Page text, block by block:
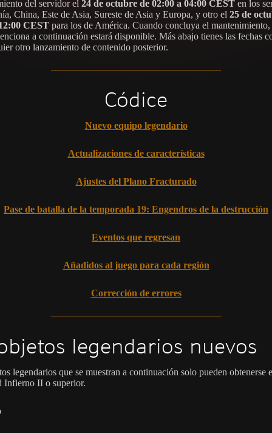
del servidor el 24 de octubre de 02:00 a 04:00 CEST en los
China, Este de Asia, Sureste de Asia y Europa, y otro el 25 de
CEST para los de América. Cuando concluya el
a continuación estará disponible. Más abajo tienes las fechas
otro lanzamiento de contenido posterior.
Códice
Nuevo equipo legendario
Actualizaciones de características
Ajustes del Plano Fracturado
Pase de batalla de la temporada 19: Engendros de la destrucción
Eventos que regresan
Añadidos al juego para cada región
Corrección de errores
legendarios nuevos
legendarios que se muestran a continuación solo pueden obtenerse
Infierno II o superior.